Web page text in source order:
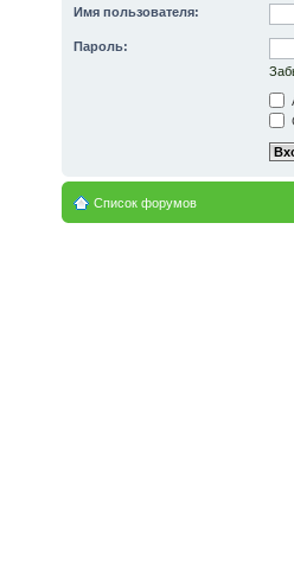
Имя пользователя:
Пароль:
Список форумов